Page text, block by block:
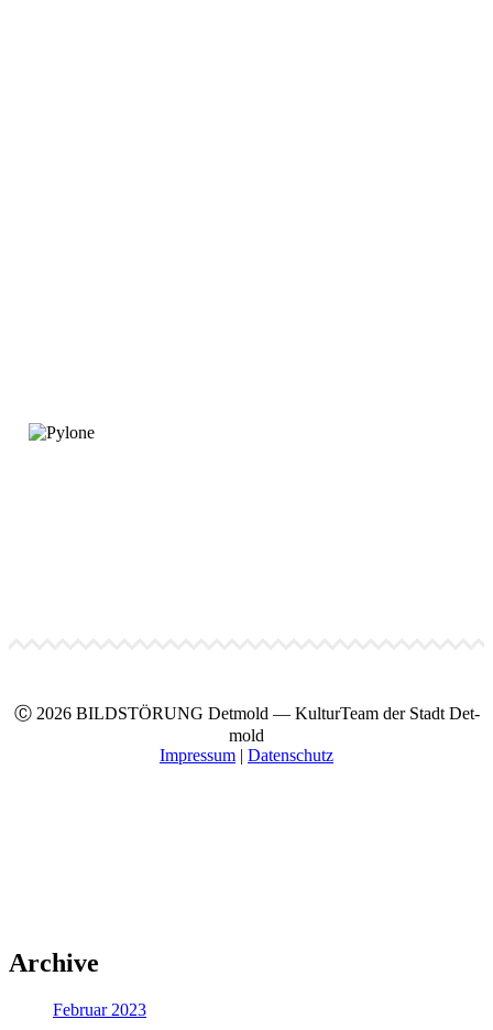
Ⓒ 2026 BILDSTÖRUNG Det­mold — Kul­turTeam der Stadt Det­
mold
Impres­sum | Daten­schutz
Archive
Februar 2023